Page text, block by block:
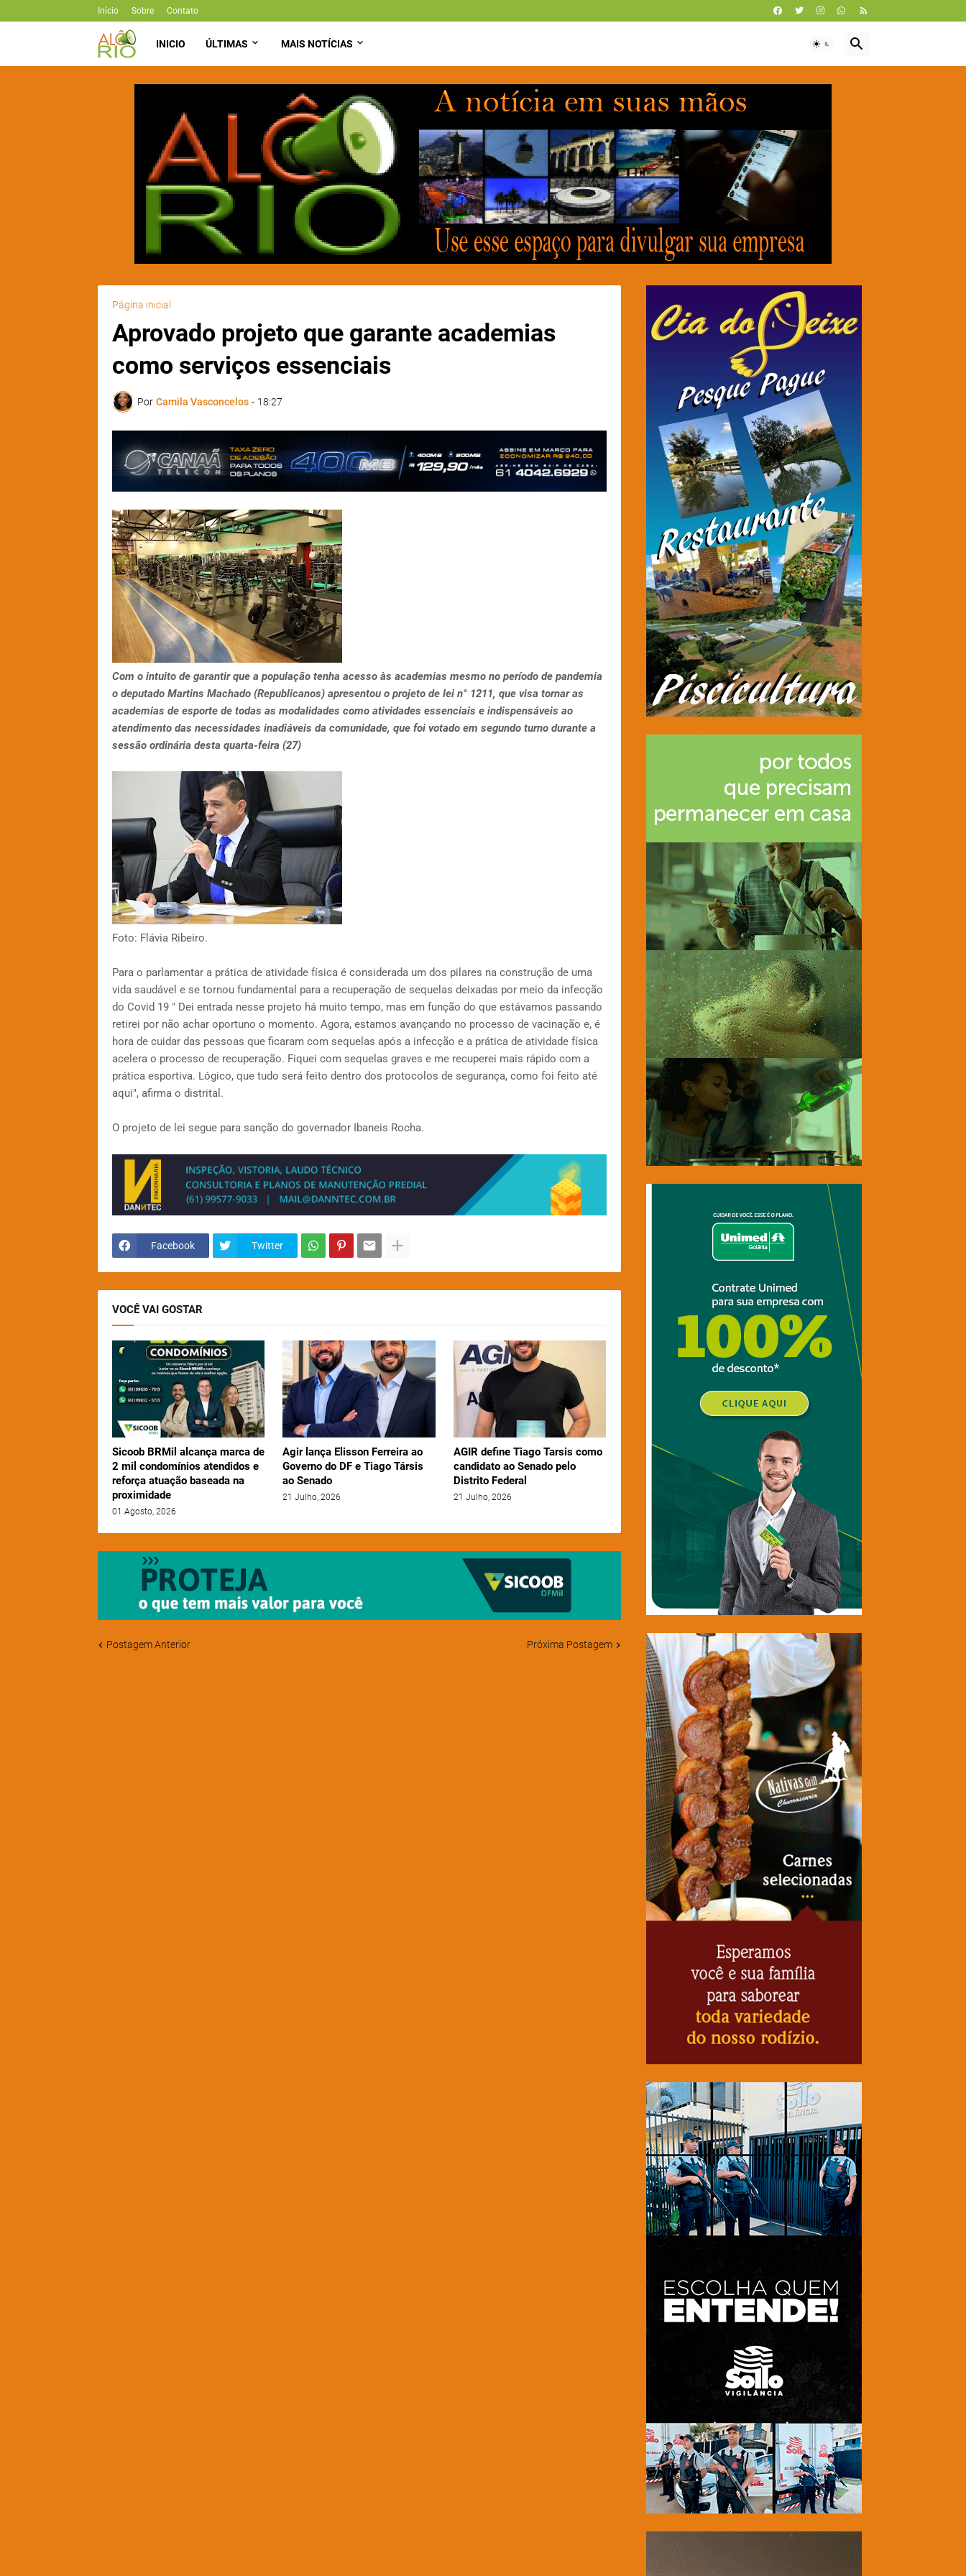
Início Sobre Contato
INICIO ÚLTIMAS MAIS NOTÍCIAS
Página inicial
Aprovado projeto que garante academias
como serviços essenciais
Por Camila Vasconcelos - 18:27
Com o intuito de garantir que a população tenha acesso às academias mesmo no período de pandemia
o deputado Martins Machado (Republicanos) apresentou o projeto de lei n° 1211, que visa tornar as
academias de esporte de todas as modalidades como atividades essenciais e indispensáveis ao
atendimento das necessidades inadiáveis da comunidade, que foi votado em segundo turno durante a
sessão ordinária desta quarta-feira (27)
Foto: Flávia Ribeiro.
Para o parlamentar a prática de atividade física é considerada um dos pilares na construção de uma
vida saudável e se tornou fundamental para a recuperação de sequelas deixadas por meio da infecção
do Covid 19 " Dei entrada nesse projeto há muito tempo, mas em função do que estávamos passando
retirei por não achar oportuno o momento. Agora, estamos avançando no processo de vacinação e, é
hora de cuidar das pessoas que ficaram com sequelas após a infecção e a prática de atividade física
acelera o processo de recuperação. Fiquei com sequelas graves e me recuperei mais rápido com a
prática esportiva. Lógico, que tudo será feito dentro dos protocolos de segurança, como foi feito até
aqui", afirma o distrital.
O projeto de lei segue para sanção do governador Ibaneis Rocha.
Facebook Twitter
VOCÊ VAI GOSTAR
Sicoob BRMil alcança marca de
2 mil condomínios atendidos e
reforça atuação baseada na
proximidade
01 Agosto, 2026
Agir lança Elisson Ferreira ao
Governo do DF e Tiago Társis
ao Senado
21 Julho, 2026
AGIR define Tiago Tarsis como
candidato ao Senado pelo
Distrito Federal
21 Julho, 2026
Postagem Anterior Próxima Postagem